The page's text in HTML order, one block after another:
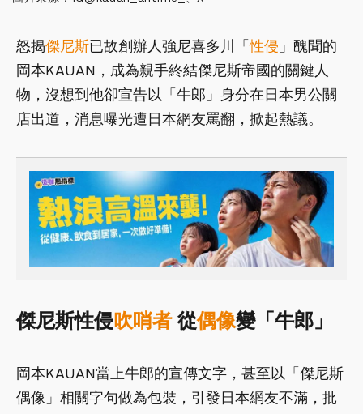
怒揭傑尼斯已故創辦人強尼喜多川「性侵 」醜聞的
岡本KAUAN，成為親手終結傑尼斯帝國的關鍵人
物，沒想到他卻宣告以「牛郎」身分在日本男公關
店出道，消息曝光遭日本網友罵翻，掀起熱議。
傑尼斯性侵吹哨者從偶像變「牛郎」
岡本KAUAN當上牛郎的宣傳文字，甚至以「傑尼斯
偶像」相關字句做為包裝，引發日本網友不滿，批